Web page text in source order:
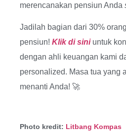
merencanakan pensiun Anda
Jadilah bagian dari 30%
pensiun! Klik di siniuntuk
dengan ahli keuangan kami
personalized. Masa tua yang
menanti Anda! 🚀
Photo kredit: Litbang Kompas